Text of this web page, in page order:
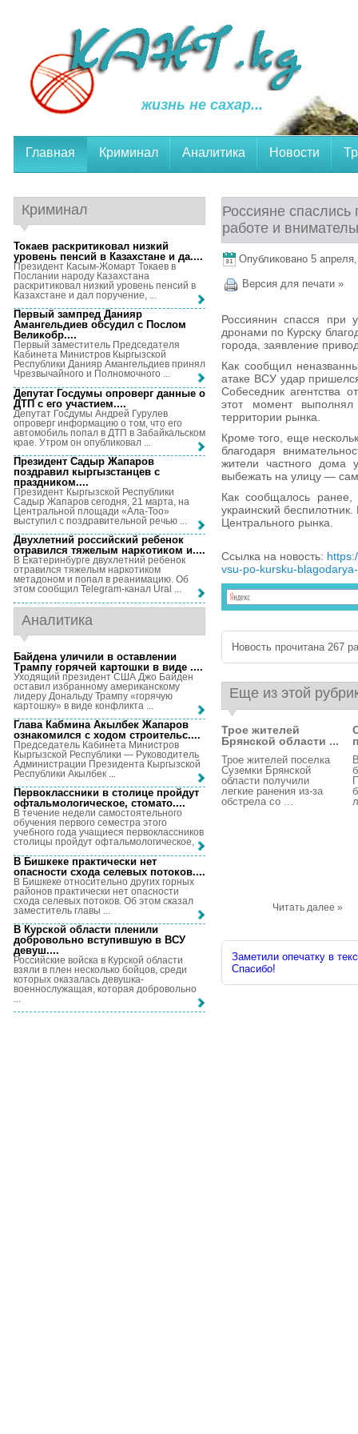
жизнь не сахар...
Главная Криминал Аналитика Новости
Россияне спаслись
работе и
Опубликовано 5
Версия для печати »
Россиянин спасся при
дронами по Курску
города, заявление
Как сообщил
атаке ВСУ удар
Собеседник агентства
этот момент
территории рынка.
Кроме того, еще
благодаря
жители частного дома
выбежать на улицу —
Как сообщалось
украинский
Центрального рынка.
Ссылка на новость:
vsu-po-kursku-
Новость прочитана 267
Еще из этой
Трое жителей
Брянской области ...
Трое жителей поселка
Суземки Брянской
области получили
легкие ранения из-за
обстрела со ...
Читать далее »
Заметили опечатку в
Спасибо!
Криминал
Токаев раскритиковал низкий
уровень пенсий в Казахстане и да....
Президент Касым-Жомарт Токаев в
Послании народу Казахстана
раскритиковал низкий уровень пенсий в
Казахстане и дал поручение, ...
Первый зампред Данияр
Амангельдиев обсудил с Послом
Великобр....
Первый заместитель Председателя
Кабинета Министров Кыргызской
Республики Данияр Амангельдиев принял
Чрезвычайного и Полномочного ...
Депутат Госдумы опроверг данные о
ДТП с его участием....
Депутат Госдумы Андрей Гурулев
опроверг информацию о том, что его
автомобиль попал в ДТП в Забайкальском
крае. Утром он опубликовал ...
Президент Садыр Жапаров
поздравил кыргызстанцев с
праздником....
Президент Кыргызской Республики
Садыр Жапаров сегодня, 21 марта, на
Центральной площади «Ала-Тоо»
выступил с поздравительной речью ...
Двухлетний российский ребенок
отравился тяжелым наркотиком и....
В Екатеринбурге двухлетний ребенок
отравился тяжелым наркотиком
метадоном и попал в реанимацию. Об
этом сообщил Telegram-канал Ural ...
Аналитика
Байдена уличили в оставлении
Трампу горячей картошки в виде ....
Уходящий президент США Джо Байден
оставил избранному американскому
лидеру Дональду Трампу «горячую
картошку» в виде конфликта ...
Глава Кабмина Акылбек Жапаров
ознакомился с ходом строительс....
Председатель Кабинета Министров
Кыргызской Республики — Руководитель
Администрации Президента Кыргызской
Республики Акылбек ...
Первоклассники в столице пройдут
офтальмологическое, стомато....
В течение недели самостоятельного
обучения первого семестра этого
учебного года учащиеся первоклассников
столицы пройдут офтальмологическое, ...
В Бишкеке практически нет
опасности схода селевых потоков....
В Бишкеке относительно других горных
районов практически нет опасности
схода селевых потоков. Об этом сказал
заместитель главы ...
В Курской области пленили
добровольно вступившую в ВСУ
девуш....
Российские войска в Курской области
взяли в плен несколько бойцов, среди
которых оказалась девушка-
военнослужащая, которая добровольно
...